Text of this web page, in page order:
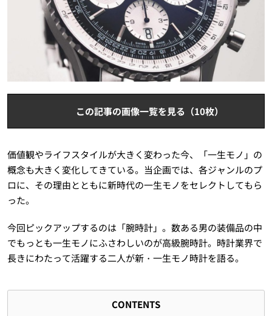
この記事の画像一覧を見る（10枚）
価値観やライフスタイルが大きく変わった今、「一生モノ」の
概念も大きく変化してきている。当企画では、各ジャンルのプ
ロに、その理由とともに新時代の一生モノをセレクトしてもら
った。
今回ピックアップするのは「腕時計」。数ある男の装備品の中
でもっとも一生モノにふさわしいのが高級腕時計。時計業界で
長きにわたって活躍する二人が新・一生モノ時計を語る。
CONTENTS